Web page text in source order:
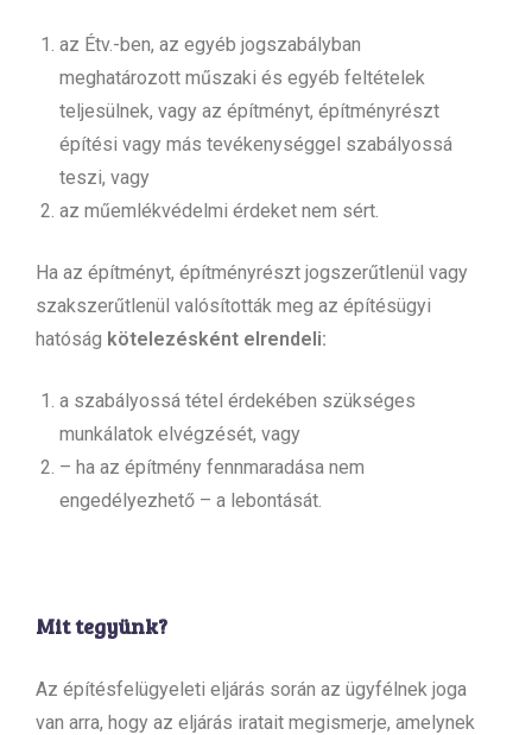
az Étv.-ben, az egyéb jogszabályban
meghatározott műszaki és egyéb feltételek
teljesülnek, vagy az építményt, építményrészt
építési vagy más tevékenységgel szabályossá
teszi, vagy
az műemlékvédelmi érdeket nem sért.
Ha az építményt, építményrészt jogszerűtlenül vagy
szakszerűtlenül valósították meg az építésügyi
hatóság kötelezésként elrendeli:
a szabályossá tétel érdekében szükséges
munkálatok elvégzését, vagy
– ha az építmény fennmaradása nem
engedélyezhető – a lebontását.
Mit tegyünk?
Az építésfelügyeleti eljárás során az ügyfélnek joga
van arra, hogy az eljárás iratait megismerje, amelynek